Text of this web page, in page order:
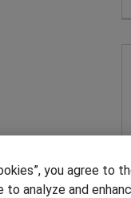
you agree to
to analyze and